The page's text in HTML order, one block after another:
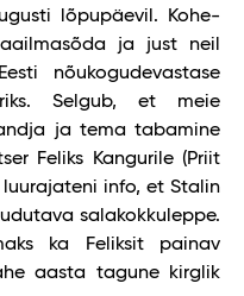
lõpupäevil. Kohe-
ja just neil
nõukogudevastase
Selgub, et meie
ja tema tabamine
Feliks Kangurile (Priit
info, et Stalin
salakokkuleppe.
ka Feliksit painav
aasta tagune kirglik